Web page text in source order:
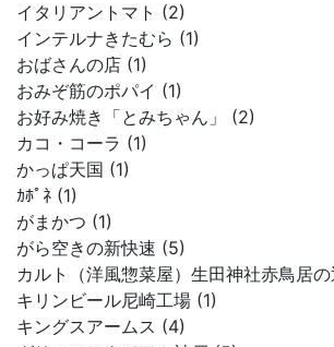
イタリアントマト (2)
インテルナきたむら (1)
おばさんの店 (1)
おみぞ筋のポパイ (1)
お好み焼き「とみちゃん」 (2)
カコ・コーラ (1)
かっぱ天国 (1)
ｶﾎﾟﾈ (1)
がまかつ (1)
がら空きの新快速 (5)
カルト（洋風惣菜屋）生田神社赤鳥居
キリンビール尼崎工場 (1)
キングスアームス (4)